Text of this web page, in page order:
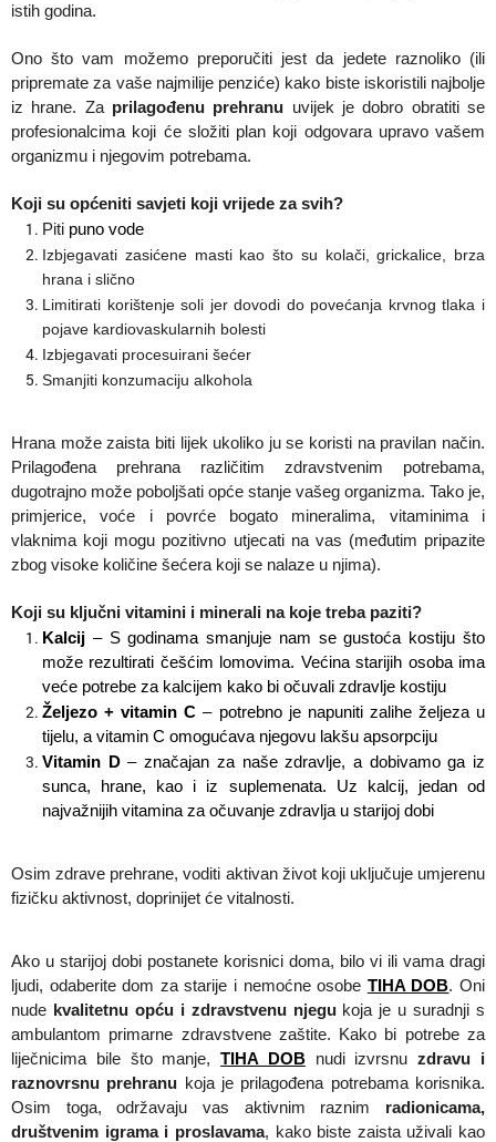
istih godina.
Ono što vam možemo preporučiti jest da jedete raznoliko (ili
pripremate za vaše najmilije penziće) kako biste iskoristili najbolje
iz hrane. Za prilagođenu prehranu uvijek je dobro obratiti se
profesionalcima koji će složiti plan koji odgovara upravo vašem
organizmu i njegovim potrebama.
Koji su općeniti savjeti koji vrijede za svih?
Piti puno vode
Izbjegavati zasićene masti kao što su kolači, grickalice, brza
hrana i slično
Limitirati korištenje soli jer dovodi do povećanja krvnog tlaka i
pojave kardiovaskularnih bolesti
Izbjegavati procesuirani šećer
Smanjiti konzumaciju alkohola
Hrana može zaista biti lijek ukoliko ju se koristi na pravilan način.
Prilagođena prehrana različitim zdravstvenim potrebama,
dugotrajno može poboljšati opće stanje vašeg organizma. Tako je,
primjerice, voće i povrće bogato mineralima, vitaminima i
vlaknima koji mogu pozitivno utjecati na vas (međutim pripazite
zbog visoke količine šećera koji se nalaze u njima).
Koji su ključni vitamini i minerali na koje treba paziti?
Kalcij – S godinama smanjuje nam se gustoća kostiju što
može rezultirati češćim lomovima. Većina starijih osoba ima
veće potrebe za kalcijem kako bi očuvali zdravlje kostiju
Željezo + vitamin C – potrebno je napuniti zalihe željeza u
tijelu, a vitamin C omogućava njegovu lakšu apsorpciju
Vitamin D– značajan za naše zdravlje, a dobivamo ga iz
sunca, hrane, kao i iz suplemenata. Uz kalcij, jedan od
najvažnijih vitamina za očuvanje zdravlja u starijoj dobi
Osim zdrave prehrane, voditi aktivan život koji uključuje umjerenu
fizičku aktivnost, doprinijet će vitalnosti.
Ako u starijoj dobi postanete korisnici doma, bilo vi ili vama dragi
ljudi, odaberite dom za starije i nemoćne osobe TIHA DOB. Oni
nude kvalitetnu opću i zdravstvenu njegukoja je u suradnji s
ambulantom primarne zdravstvene zaštite. Kako bi potrebe za
liječnicima bile što manje,TIHA DOBnudi izvrsnuzdravu i
raznovrsnu prehranu koja je prilagođena potrebama korisnika.
Osim toga, održavaju vas aktivnim raznim radionicama,
društvenim igrama i proslavama, kako biste zaista uživali kao